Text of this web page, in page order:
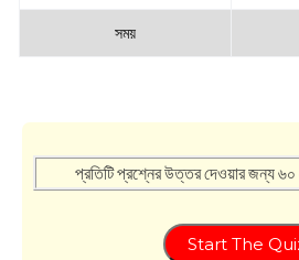
সময়
প্রতিটি প্রশ্নের উত্তর দেওয়ার জন্য ৬০
Start The